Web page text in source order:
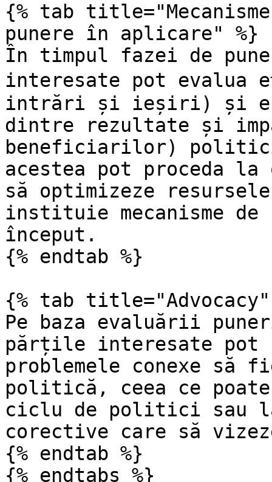
{% tab
punere în aplicare" %}
În timpul fazei de
interesate pot evalua
intrări și ieșiri) și
dintre rezultate și
beneficiarilor)
acestea pot proceda
să optimizeze
instituie mecanisme
început.
{% endtab %}
{% tab title="Advocacy"
Pe baza evaluării
părțile interesate pot
problemele conexe să
politică, ceea ce
ciclu de politici sau la
corective care să
{% endtab %}
{% endtabs %}